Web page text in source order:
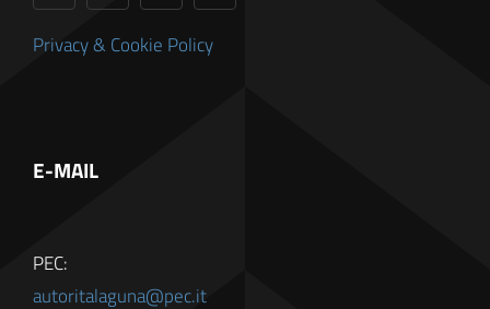
Privacy & Cookie Policy
E-MAIL
PEC:
autoritalaguna@pec.it